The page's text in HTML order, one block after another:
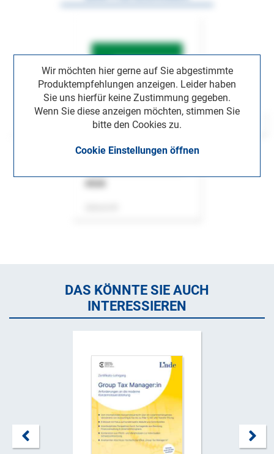
Wir möchten hier gerne auf Sie abgestimmte
Produktempfehlungen anzeigen. Leider haben
Sie uns hierfür keine Zustimmung gegeben.
Wenn Sie diese anzeigen möchten, stimmen Sie
bitte den Cookies zu.
Cookie Einstellungen öffnen
DAS KÖNNTE SIE AUCH
INTERESSIEREN